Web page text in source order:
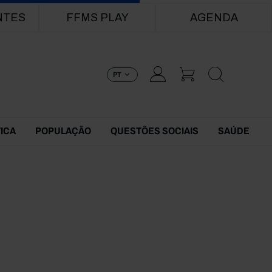
FFMS PLAY AGENDA
PT
POPULAÇÃO QUESTÕES SOCIAIS SAÚDE